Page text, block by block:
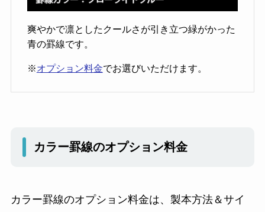
爽やかで凛としたクールさが引き立つ緑がかった
青の罫線です。
※オプション料金でお選びいただけます。
カラー罫線のオプション料金
カラー罫線のオプション料金は、製本方法＆サイ